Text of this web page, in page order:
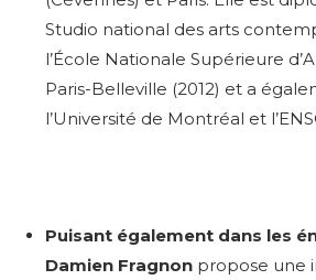
Studio national des arts
l’École Nationale Supérieure
Paris-Belleville (2012) et a
l’Université de Montréal et
Puisant également dans les
Damien Fragnon propose une